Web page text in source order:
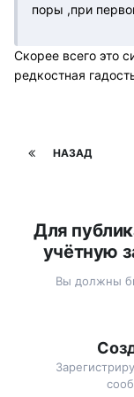
поры ,при
Скорее всего это
редкостная
НАЗАД
Для
учётную
Вы должны